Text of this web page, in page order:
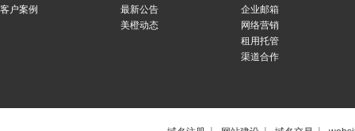
客户案例
最新公告
美橙动态
企业邮箱
网络营销
租用托管
渠道合作